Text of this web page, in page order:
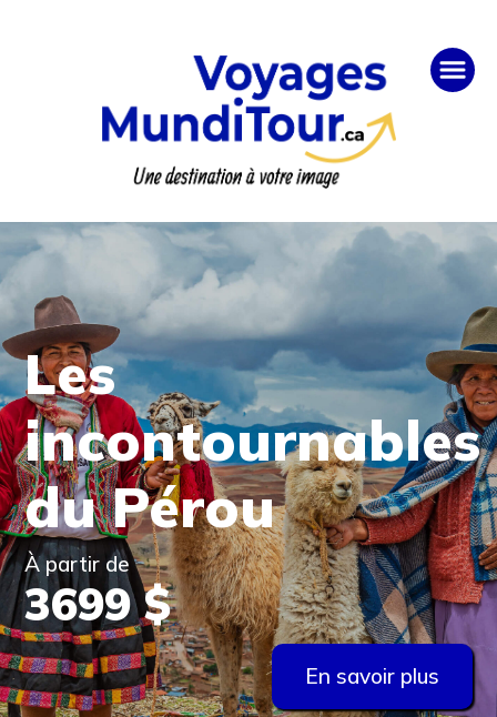
Les
incontournables
du Pérou
À partir de
3699 $
En savoir plus